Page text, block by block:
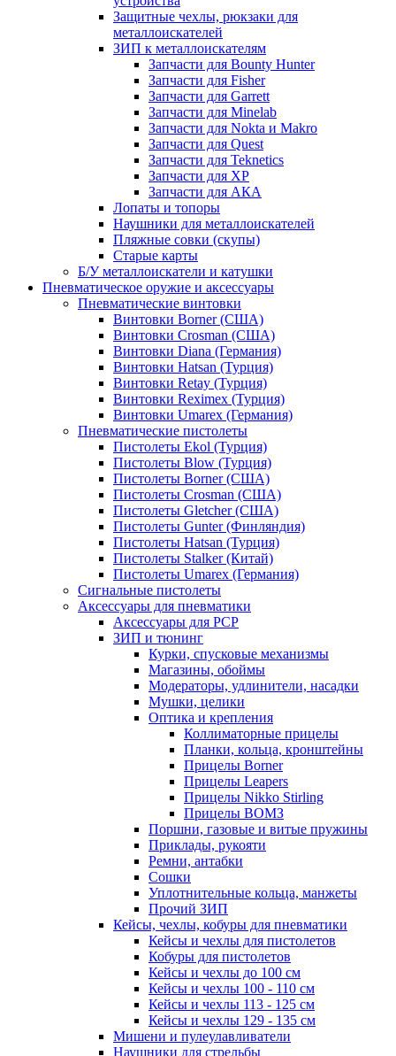
Защитные чехлы, рюкзаки для
металлоискателей
ЗИП к металлоискателям
Запчасти для Bounty Hunter
Запчасти для Fisher
Запчасти для Garrett
Запчасти для Minelab
Запчасти для Nokta и Makro
Запчасти для Quest
Запчасти для Teknetics
Запчасти для XP
Запчасти для АКА
Лопаты и топоры
Наушники для металлоискателей
Пляжные совки (скупы)
Старые карты
Б/У металлоискатели и катушки
Пневматическое оружие и аксессуары
Пневматические винтовки
Винтовки Borner (США)
Винтовки Crosman (США)
Винтовки Diana (Германия)
Винтовки Hatsan (Турция)
Винтовки Retay (Турция)
Винтовки Reximex (Турция)
Винтовки Umarex (Германия)
Пневматические пистолеты
Пистолеты Ekol (Турция)
Пистолеты Blow (Турция)
Пистолеты Borner (США)
Пистолеты Crosman (США)
Пистолеты Gletcher (США)
Пистолеты Gunter (Финляндия)
Пистолеты Hatsan (Турция)
Пистолеты Stalker (Китай)
Пистолеты Umarex (Германия)
Сигнальные пистолеты
Аксессуары для пневматики
Аксессуары для PCP
ЗИП и тюнинг
Курки, спусковые механизмы
Магазины, обоймы
Модераторы, удлинители, насадки
Мушки, целики
Оптика и крепления
Коллиматорные прицелы
Планки, кольца, кронштейны
Прицелы Borner
Прицелы Leapers
Прицелы Nikko Stirling
Прицелы ВОМЗ
Поршни, газовые и витые пружины
Приклады, рукояти
Ремни, антабки
Сошки
Уплотнительные кольца, манжеты
Прочий ЗИП
Кейсы, чехлы, кобуры для пневматики
Кейсы и чехлы для пистолетов
Кобуры для пистолетов
Кейсы и чехлы до 100 см
Кейсы и чехлы 100 - 110 см
Кейсы и чехлы 113 - 125 см
Кейсы и чехлы 129 - 135 см
Мишени и пулеулавливатели
Наушники для стрельбы